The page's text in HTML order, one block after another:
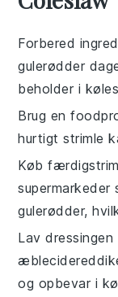
Forbered
gulerødder
beholder i
Brug en
hurtigt strimle
Køb
gulerødder,
Lav
og opbevar i